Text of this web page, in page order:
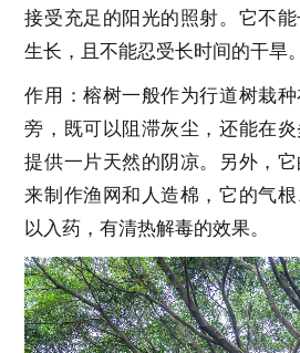
接受充足的阳光的照射。它不
生长，且不能忍受长时间的干旱。
作用：榕树一般作为行道树栽
旁，既可以阻滞灰尘，还能在
提供一片天然的阴凉。另外，
来制作渔网和人造棉，它的气
以入药，有清热解毒的效果。